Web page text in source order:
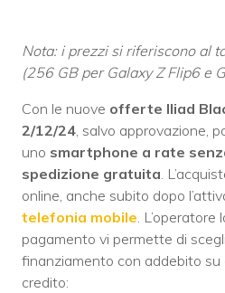
Nota: i prezzi si riferiscono al
(256 GB per Galaxy Z Flip6 e
Con le nuove offerte Iliad
2/12/24, salvo approvazione,
uno smartphone a rate
spedizione gratuita.
online, anche subito dopo
telefonia mobile. L’operatore
pagamento vi permette di
finanziamento con addebito
credito: